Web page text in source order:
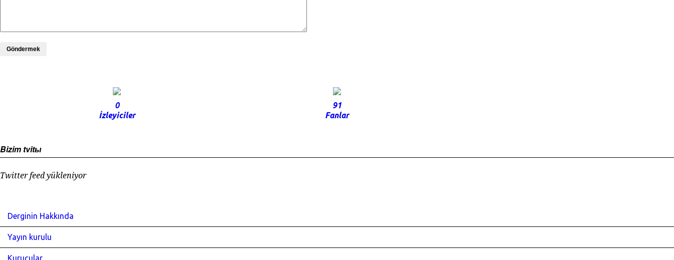
Göndermek
0
İzleyiciler
91
Fanlar
Bizim tvitы
Twitter feed yükleniyor
Derginin Hakkında
Yayın kurulu
Kurucular